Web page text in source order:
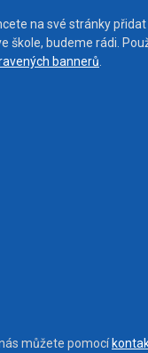
na své stránky
škole, budeme rádi.
bannerů
můžete pomocí